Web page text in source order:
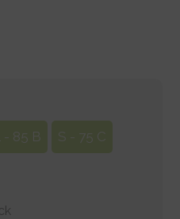
- 85 B S - 75 C